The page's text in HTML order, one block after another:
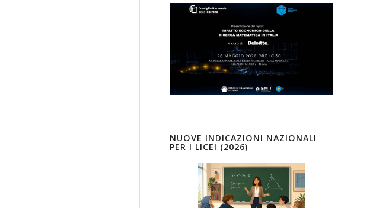
NUOVE INDICAZIONI NAZIONALI
PER I LICEI (2026)